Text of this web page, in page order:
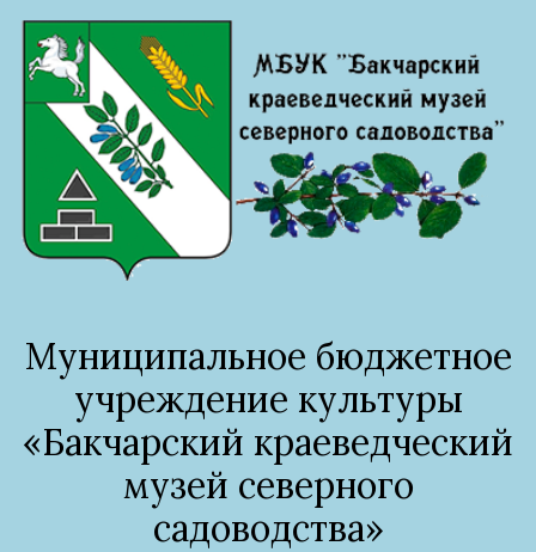
Муниципальное бюджетное
учреждение культуры
«Бакчарский краеведческий
музей северного
садоводства»